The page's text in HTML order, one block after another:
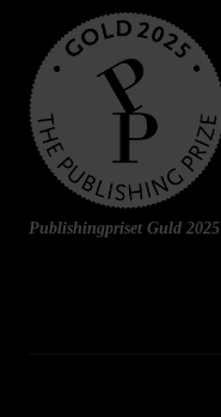
Publishingpriset Guld 2025